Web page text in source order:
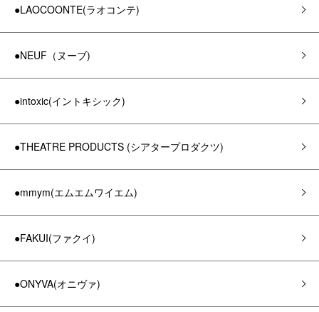
●LAOCOONTE(ラオコンテ)
●NEUF（ヌーブ)
●intoxic(イントキシック)
●THEATRE PRODUCTS (シアタープロダクツ)
●mmym(エムエムワイエム)
●FAKUI(ファクイ)
●ONYVA(オニヴァ)